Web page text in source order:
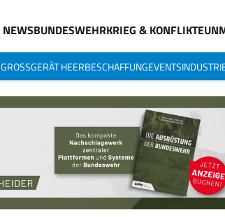
NEWSBUNDESWEHRKRIEG & KONFLIKTE
GROSSGERÄT HEERBESCHAFFUNGEVENTS